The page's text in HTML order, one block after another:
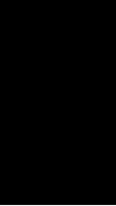
易度否？
為各位導讀其中「概說坦特
為各位節錄的介紹：有關「
傳統。公元前1500年左右，
文化的融合，逐漸的形成了